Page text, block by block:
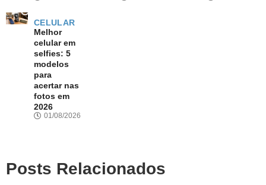
CELULAR
Melhor
celular em
selfies: 5
modelos
para
acertar nas
fotos em
2026
01/08/2026
Posts Relacionados